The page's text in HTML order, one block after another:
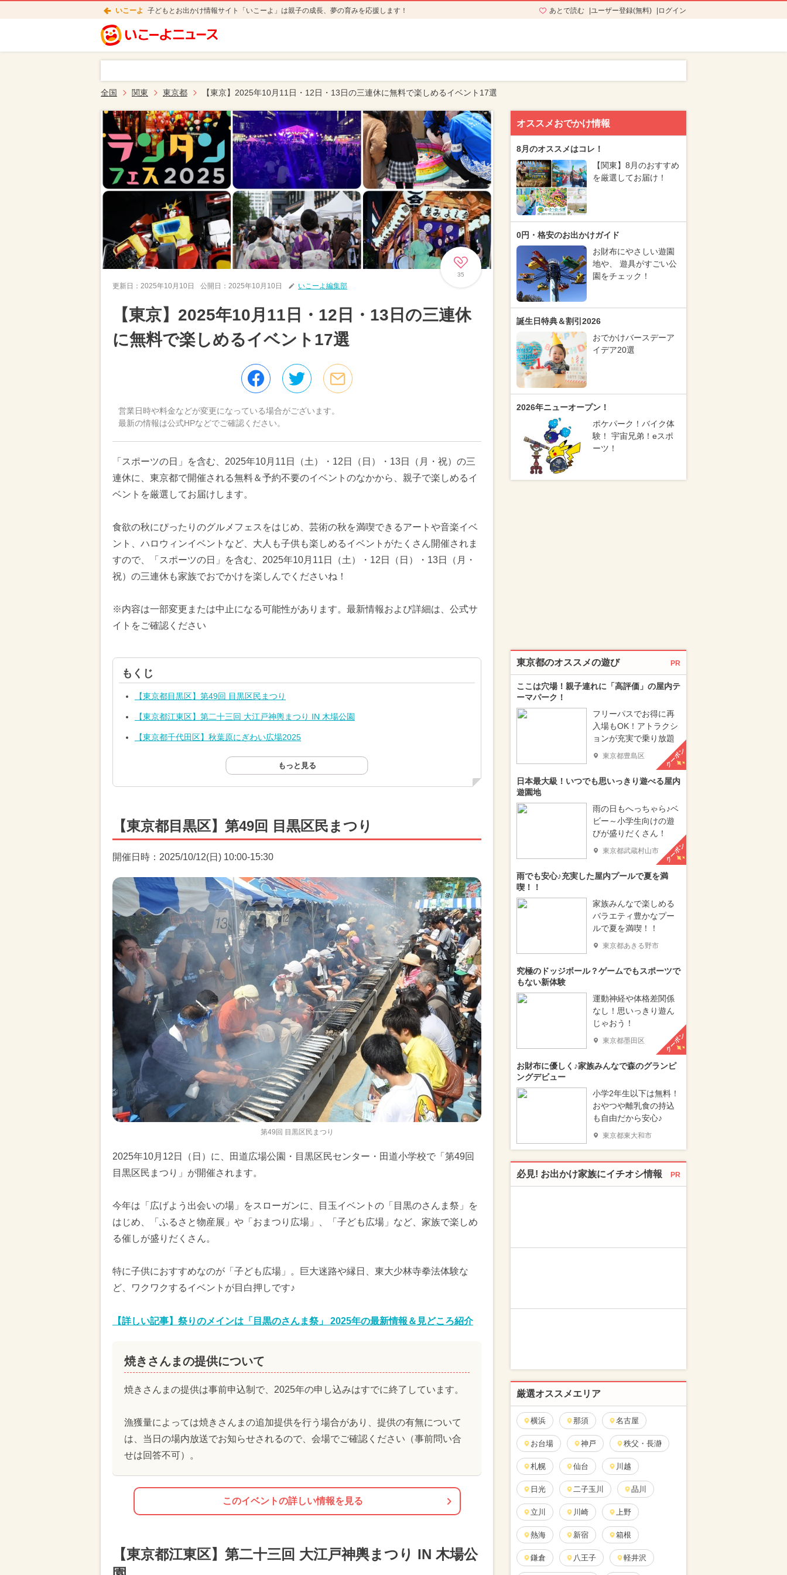
いこーよ 子どもとお出かけ情報サイト「いこーよ」は親子の成長、夢の育みを応援します！ あとで読む ユーザー登録(無料) ログイン
全国 関東 東京都 【東京】2025年10月11日・12日・13日の三連休に無料で楽しめるイベント17選
35
更新日： 2025年10月10日 公開日： 2025年10月10日 いこーよ編集部
【東京】2025年10月11日・12日・13日の三連休
に無料で楽しめるイベント17選
営業日時や料金などが変更になっている場合がございます。
最新の情報は公式HPなどでご確認ください。
「スポーツの日」を含む、2025年10月11日（土）・12日（日）・13日（月・祝）の三
連休に、東京都で開催される無料＆予約不要のイベントのなかから、親子で楽しめるイ
ベントを厳選してお届けします。
食欲の秋にぴったりのグルメフェスをはじめ、芸術の秋を満喫できるアートや音楽イベ
ント、ハロウィンイベントなど、大人も子供も楽しめるイベントがたくさん開催されま
すので、「スポーツの日」を含む、2025年10月11日（土）・12日（日）・13日（月・
祝）の三連休も家族でおでかけを楽しんでくださいね！
※内容は一部変更または中止になる可能性があります。最新情報および詳細は、公式サ
イトをご確認ください
もくじ
【東京都目黒区】第49回 目黒区民まつり
【東京都江東区】第二十三回 大江戸神輿まつり IN 木場公園
【東京都千代田区】秋葉原にぎわい広場2025
もっと見る
【東京都目黒区】第49回 目黒区民まつり
開催日時：2025/10/12(日) 10:00-15:30
第49回 目黒区民まつり
2025年10月12日（日）に、田道広場公園・目黒区民センター・田道小学校で「第49回
目黒区民まつり」が開催されます。
今年は「広げよう出会いの場」をスローガンに、目玉イベントの「目黒のさんま祭」を
はじめ、「ふるさと物産展」や「おまつり広場」、「子ども広場」など、家族で楽しめ
る催しが盛りだくさん。
特に子供におすすめなのが「子ども広場」。巨大迷路や縁日、東大少林寺拳法体験な
ど、ワクワクするイベントが目白押しです♪
【詳しい記事】祭りのメインは「目黒のさんま祭」 2025年の最新情報＆見どころ紹介
焼きさんまの提供について
焼きさんまの提供は事前申込制で、2025年の申し込みはすでに終了しています。
漁獲量によっては焼きさんまの追加提供を行う場合があり、提供の有無について
は、当日の場内放送でお知らせされるので、会場でご確認ください（事前問い合
せは回答不可）。
このイベントの詳しい情報を見る
【東京都江東区】第二十三回 大江戸神輿まつり IN 木場公
オススメおでかけ情報
8月のオススメはコレ！
【関東】8月のおすすめ
を厳選してお届け！
0円・格安のお出かけガイド
お財布にやさしい遊園
地や、 遊具がすごい公
園をチェック！
誕生日特典＆割引2026
おでかけバースデーア
イデア20選
2026年ニューオープン！
ポケパーク！バイク体
験！ 宇宙兄弟！eスポ
ーツ！
東京都のオススメの遊び PR
ここは穴場！親子連れに「高評価」の屋内テ
ーマパーク！
フリーパスでお得に再
入場もOK！アトラクシ
ョンが充実で乗り放題
東京都豊島区 クーポン
日本最大級！いつでも思いっきり遊べる屋内
遊園地
雨の日もへっちゃら♪ベ
ビー～小学生向けの遊
びが盛りだくさん！
東京都武蔵村山市 クーポン
雨でも安心♪充実した屋内プールで夏を満
喫！！
家族みんなで楽しめる
バラエティ豊かなプー
ルで夏を満喫！！
東京都あきる野市
究極のドッジボール？ゲームでもスポーツで
もない新体験
運動神経や体格差関係
なし！思いっきり遊ん
じゃおう！
東京都墨田区 クーポン
お財布に優しく♪家族みんなで森のグランピ
ングデビュー
小学2年生以下は無料！
おやつや離乳食の持込
も自由だから安心♪
東京都東大和市
必見! お出かけ家族にイチオシ情報 PR
厳選オススメエリア
横浜 那須 名古屋
お台場 神戸 秩父・長瀞
札幌 仙台 川越
日光 二子玉川 品川
立川 川崎 上野
熱海 新宿 箱根
鎌倉 八王子 軽井沢